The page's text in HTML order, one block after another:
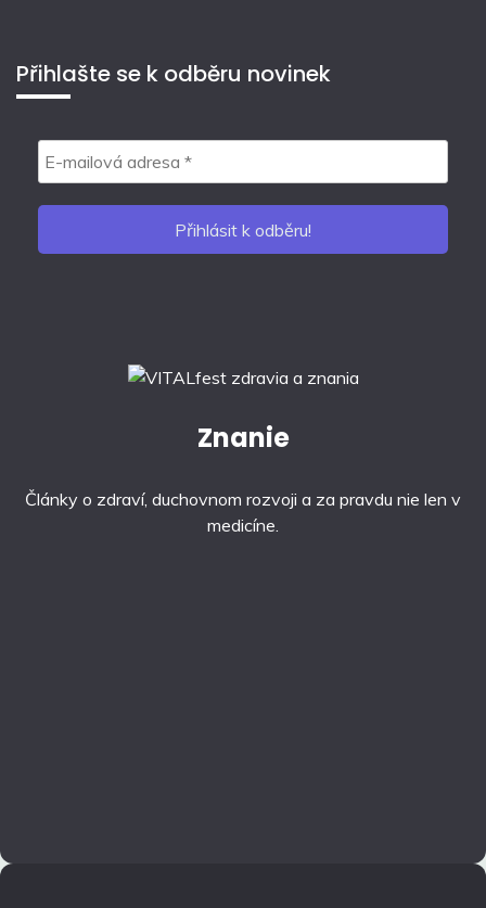
Přihlašte se k odběru novinek
Znanie
Články o zdraví, duchovnom rozvoji a za pravdu nie len v
medicíne.